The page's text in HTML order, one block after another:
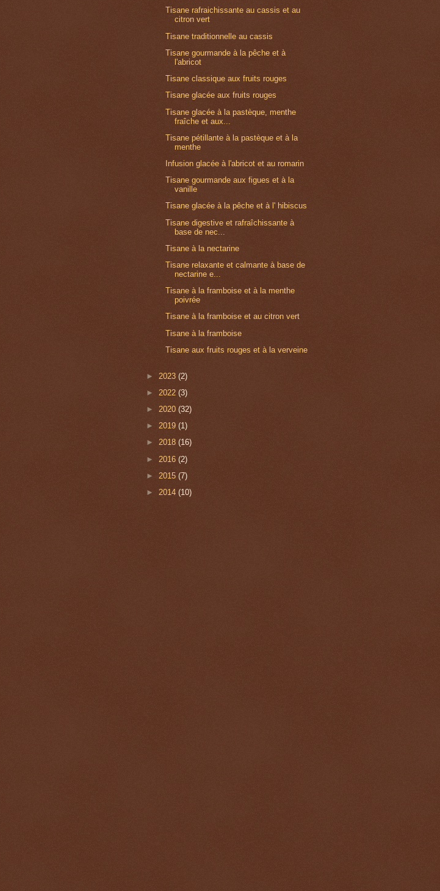
Tisane rafraichissante au cassis et au
citron vert
Tisane traditionnelle au cassis
Tisane gourmande à la pêche et à
l'abricot
Tisane classique aux fruits rouges
Tisane glacée aux fruits rouges
Tisane glacée à la pastèque, menthe
fraîche et aux...
Tisane pétillante à la pastèque et à la
menthe
Infusion glacée à l'abricot et au romarin
Tisane gourmande aux figues et à la
vanille
Tisane glacée à la pêche et à l' hibiscus
Tisane digestive et rafraîchissante à
base de nec...
Tisane à la nectarine
Tisane relaxante et calmante à base de
nectarine e...
Tisane à la framboise et à la menthe
poivrée
Tisane à la framboise et au citron vert
Tisane à la framboise
Tisane aux fruits rouges et à la verveine
► 2023 (2)
► 2022 (3)
► 2020 (32)
► 2019 (1)
► 2018 (16)
► 2016 (2)
► 2015 (7)
► 2014 (10)